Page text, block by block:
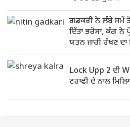
ਗਡਕਰੀ ਨੇ ਲੰਬੇ ਸਮੇਂ
ਦਿੱਤਾ ਭਰੋਸਾ, ਕੰਗ ਨੇ
ਯਤਨ ਜਾਰੀ ਰੱਖਣ ਦਾ
Lock Upp 2 ਦੀ
ਟਰਾਫੀ ਦੇ ਨਾਲ